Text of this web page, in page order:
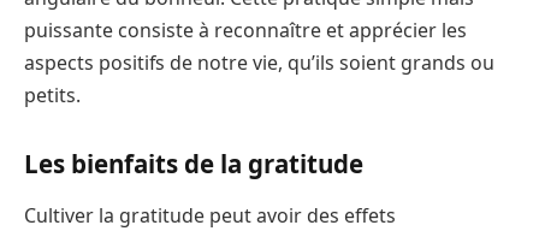
puissante consiste à reconnaître et apprécier les
aspects positifs de notre vie, qu’ils soient grands ou
petits.
Les bienfaits de la gratitude
Cultiver la gratitude peut avoir des effets